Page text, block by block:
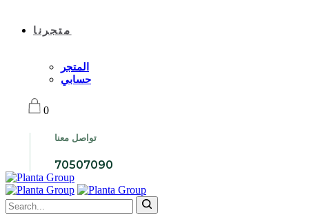
متجرنا
المتجر
حسابي
0
تواصل معنا
70507090